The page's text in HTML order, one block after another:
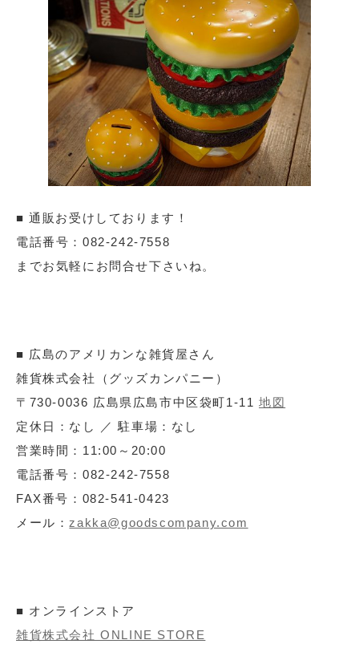
■ 通販お受けしております！
電話番号：082-242-7558
までお気軽にお問合せ下さいね。
■ 広島のアメリカンな雑貨屋さん
雑貨株式会社（グッズカンパニー）
〒730-0036 広島県広島市中区袋町1-11 地図
定休日：なし ／ 駐車場：なし
営業時間：11:00～20:00
電話番号：082-242-7558
FAX番号：082-541-0423
メール： zakka@goodscompany.com
■ オンラインストア
雑貨株式会社 ONLINE STORE